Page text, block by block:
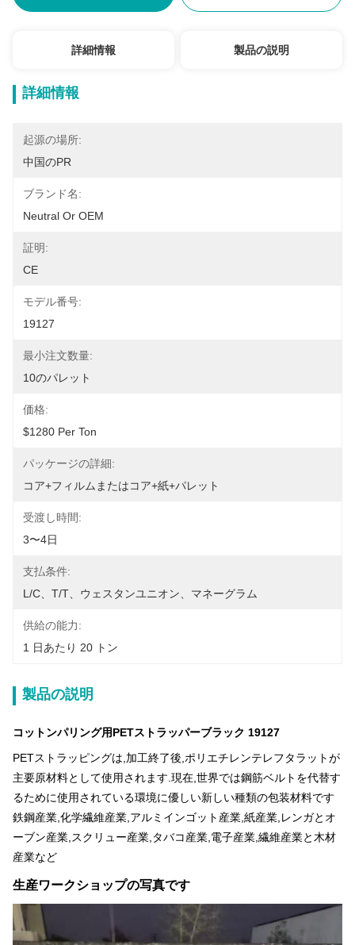
詳細情報 製品の説明
詳細情報
起源の場所:
中国のPR
ブランド名:
Neutral Or OEM
証明:
CE
モデル番号:
19127
最小注文数量:
10のパレット
価格:
$1280 Per Ton
パッケージの詳細:
コア+フィルムまたはコア+紙+パレット
受渡し時間:
3〜4日
支払条件:
L/C、T/T、ウェスタンユニオン、マネーグラム
供給の能力:
1 日あたり 20 トン
製品の説明
コットンパリング用PETストラッパーブラック 19127
PETストラッピングは,加工終了後,ポリエチレンテレフタラットが
主要原材料として使用されます.現在,世界では鋼筋ベルトを代替す
るために使用されている環境に優しい新しい種類の包装材料です
鉄鋼産業,化学繊維産業,アルミインゴット産業,紙産業,レンガとオ
ーブン産業,スクリュー産業,タバコ産業,電子産業,繊維産業と木材
産業など
生産ワークショップの写真です